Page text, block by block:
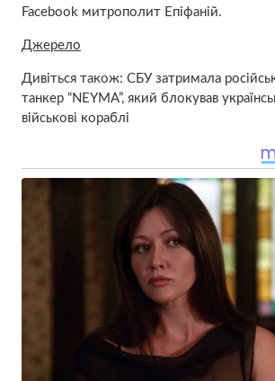
Facebook митрополит Епіфаній.
Джерело
Дивіться також: СБУ затримала
танкер “NEYMA”, який блокував
військові кораблі